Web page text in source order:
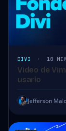
DIVI · 10
Video de
usarlo
Jefferson